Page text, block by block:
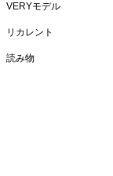
VERYモデル
リカレント
読み物